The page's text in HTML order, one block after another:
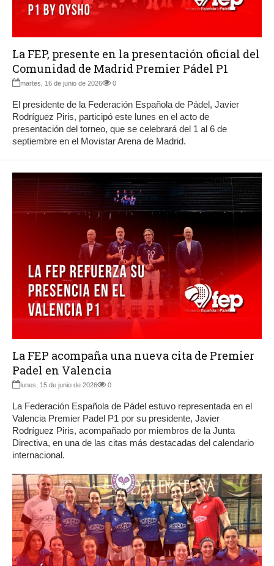
La FEP, presente en la presentación oficial del
Comunidad de Madrid Premier Pádel P1
martes, 16 de junio de 2026 0
El presidente de la Federación Española de Pádel, Javier
Rodríguez Piris, participó este lunes en el acto de
presentación del torneo, que se celebrará del 1 al 6 de
septiembre en el Movistar Arena de Madrid.
La FEP acompaña una nueva cita de Premier
Padel en Valencia
lunes, 15 de junio de 2026 0
La Federación Española de Pádel estuvo representada en el
Valencia Premier Padel P1 por su presidente, Javier
Rodríguez Piris, acompañado por miembros de la Junta
Directiva, en una de las citas más destacadas del calendario
internacional.